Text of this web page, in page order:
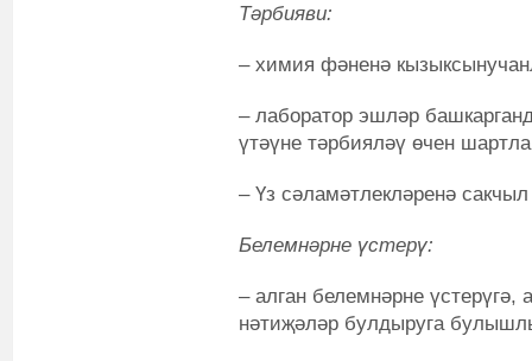
Тәрбияви:
– химия фәненә
– лаборатор эшләр
үтәүне тәрбияләү өчен
– Үз сәламәтлекләренә
Белемнәрне үстерү:
– алган белемнәрне
нәтиҗәләр булдыруга